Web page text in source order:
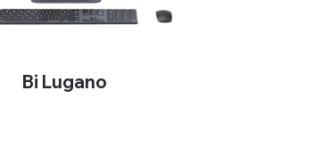
Bi Lugano